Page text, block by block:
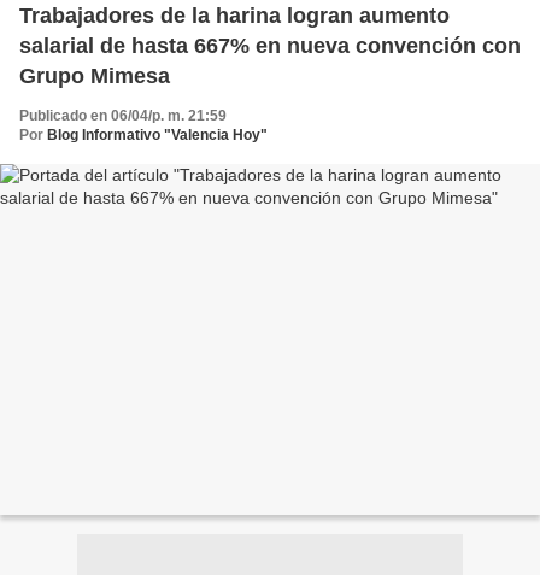
Trabajadores de la harina logran aumento
salarial de hasta 667% en nueva convención con
Grupo Mimesa
Publicado en 06/04/p. m. 21:59
Por Blog Informativo "Valencia Hoy"